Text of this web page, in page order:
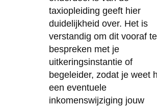
taxiopleiding geeft hier
duidelijkheid over. Het is
verstandig om dit vooraf te
bespreken met je
uitkeringsinstantie of
begeleider, zodat je weet
een eventuele
inkomenswijziging jouw